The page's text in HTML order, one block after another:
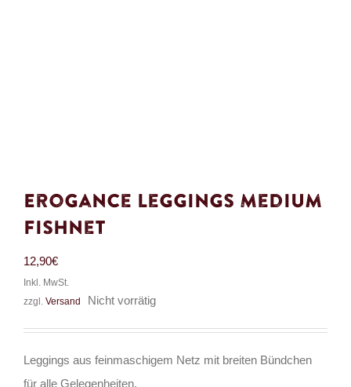
Erogance Leggings Medium
Fishnet
12,90€
Inkl. MwSt.
zzgl. Versand Nicht vorrätig
Leggings aus feinmaschigem Netz mit breiten Bündchen
für alle Gelegenheiten.